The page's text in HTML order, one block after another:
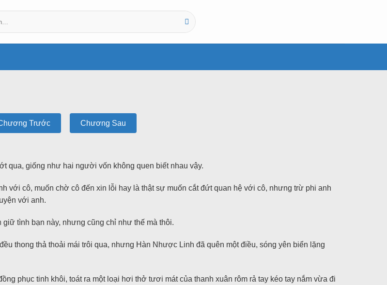
Trước Chương Sau
qua, giống như hai người vốn không quen biết nhau vậy.
với cô, muốn chờ cô đến xin lỗi hay là thật sự muốn cắt đứt quan hệ với cô, nhưng trừ phi anh
với anh.
tình bạn này, nhưng cũng chỉ như thế mà thôi.
thong thả thoải mái trôi qua, nhưng Hàn Nhược Linh đã quên một điều, sóng yên biển lặng
phục tinh khôi, toát ra một loại hơi thở tươi mát của thanh xuân rôm rả tay kéo tay nắm vừa đi